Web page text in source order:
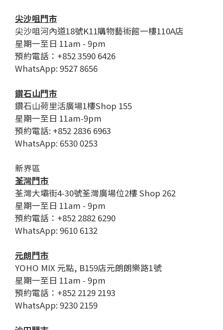
尖沙咀門市
尖沙咀河內道18號K11購物藝術館一樓110A店
星期一至日 11am - 9pm
預約電話：+852 3590 6426
WhatsApp: 9527 8656
鑽石山門市
鑽石山荷里活廣場1樓Shop 155
星期一至日 11am-9pm
預約電話: +852 2836 6963
WhatsApp: 6530 0253
新界區
荃灣門市
荃灣大壩街4-30號荃灣廣場位2樓 Shop 262
星期一至日 11am - 9pm
預約電話：+852 2882 6290
WhatsApp: 9610 6132
元朗門市
YOHO MIX 元點, B159店元朗朗樂路1號
星期一至日 11am - 9pm
預約電話：+852 2129 2193
WhatsApp: 9230 2159